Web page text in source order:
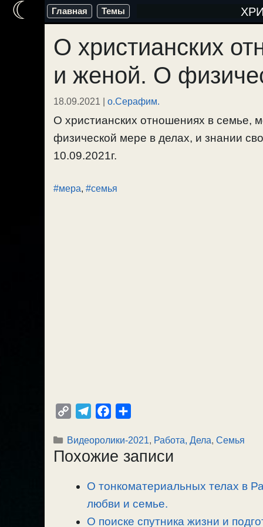
Перейти
содержимому
Главная Темы
О христианских
и женой. О
18.09.2021 | о.Серафим.
О христианских отношениях в
физической мере в делах, и знании
10.09.2021г.
#мера, #семья
p
y
l
e
r
a
m
c
e
o
o
k
п
р
в
и
т
Рубрики
Видеоролики-2021, Работа, Дела, Семья
Похожие записи
О тонкоматериальных телах в
любви и семье.
О поиске спутника жизни и
☾